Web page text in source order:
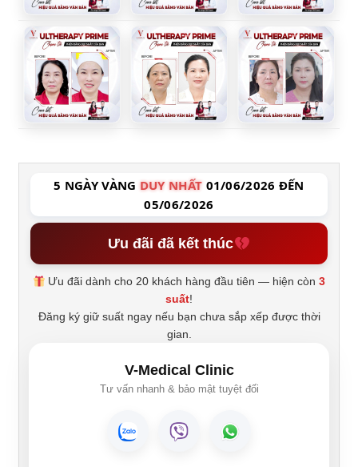
5 NGÀY VÀNG DUY NHẤT 01/06/2026 ĐẾN
05/06/2026
Ưu đãi đã kết thúc
Ưu đãi dành cho 20 khách hàng đầu tiên — hiện còn3
suất!
Đăng ký giữ suất ngay nếu bạn chưa sắp xếp được thời
gian.
V-Medical Clinic
Tư vấn nhanh & bảo mật tuyệt đối